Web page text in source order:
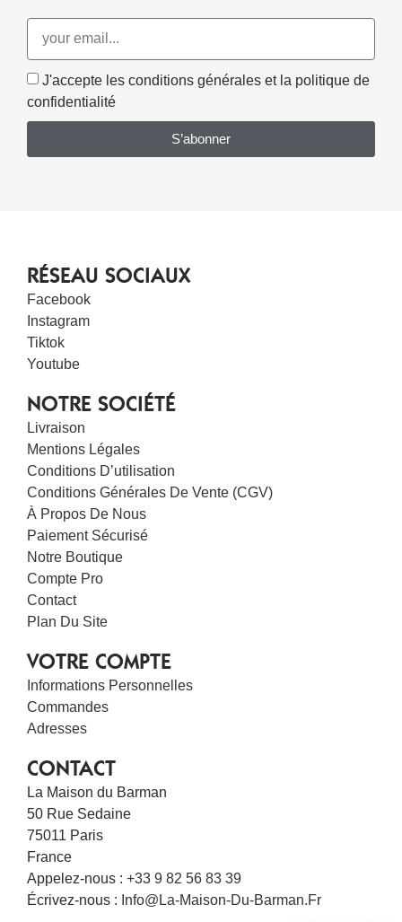
J'accepte les conditions générales et la politique de
confidentialité
S’abonner
RÉSEAU SOCIAUX
Facebook
Instagram
Tiktok
Youtube
NOTRE SOCIÉTÉ
Livraison
Mentions Légales
Conditions D’utilisation
Conditions Générales De Vente (CGV)
À Propos De Nous
Paiement Sécurisé
Notre Boutique
Compte Pro
Contact
Plan Du Site
VOTRE COMPTE
Informations Personnelles
Commandes
Adresses
CONTACT
La Maison du Barman
50 Rue Sedaine
75011 Paris
France
Appelez-nous : +33 9 82 56 83 39
Écrivez-nous : Info@la-Maison-Du-Barman.fr